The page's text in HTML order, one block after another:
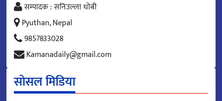
सम्पादक : सनिउल्ला धोबी
Pyuthan, Nepal
9857833028
Kamanadaily@gmail.com
सोसल मिडिया